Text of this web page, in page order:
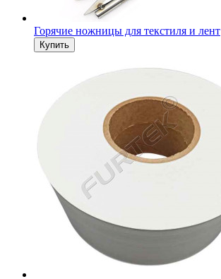
Горячие ножницы для текстиля и лент